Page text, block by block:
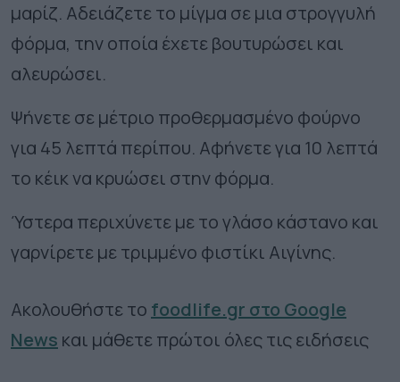
μαρίζ. Αδειάζετε το μίγμα σε μια στρογγυλή
φόρμα, την οποία έχετε βουτυρώσει και
αλευρώσει.
Ψήνετε σε μέτριο προθερμασμένο φούρνο
για 45 λεπτά περίπου. Αφήνετε για 10 λεπτά
το κέικ να κρυώσει στην φόρμα.
Ύστερα περιχύνετε με το γλάσο κάστανο και
γαρνίρετε με τριμμένο φιστίκι Αιγίνης.
Ακολουθήστε το foodlife.gr στο Google
News και μάθετε πρώτοι όλες τις ειδήσεις